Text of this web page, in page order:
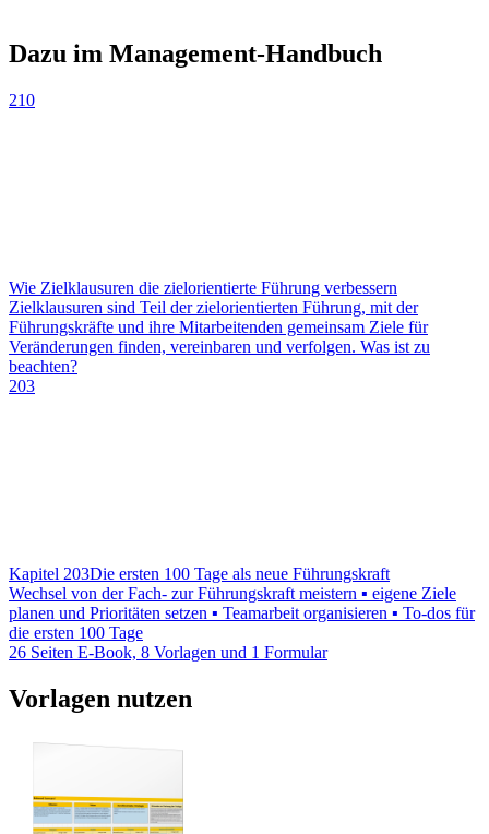
Dazu im Management-Handbuch
210
Wie Zielklausuren die zielorientierte Führung verbessern
Zielklausuren sind Teil der zielorientierten Führung, mit der
Führungskräfte und ihre Mitarbeitenden gemeinsam Ziele für
Veränderungen finden, vereinbaren und verfolgen. Was ist zu
beachten?
203
Kapitel 203Die ersten 100 Tage als neue Führungskraft
Wechsel von der Fach- zur Führungskraft meistern ▪ eigene Ziele
planen und Prioritäten setzen ▪ Teamarbeit organisieren ▪ To-dos für
die ersten 100 Tage
26 Seiten E-Book, 8 Vorlagen und 1 Formular
Vorlagen nutzen